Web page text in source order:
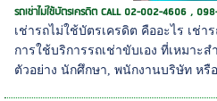
รถเช่าไม่ใช้บัตรเครดิต CALL 02-002-4606 ,
เช่ารถไม่ใช้บัตรเครดิต คืออะไร เช่า
การใช้บริการรถเช่าขับเอง ที่เหมาะ
ตัวอย่าง นักศึกษา, พนักงานบริษัท หรื